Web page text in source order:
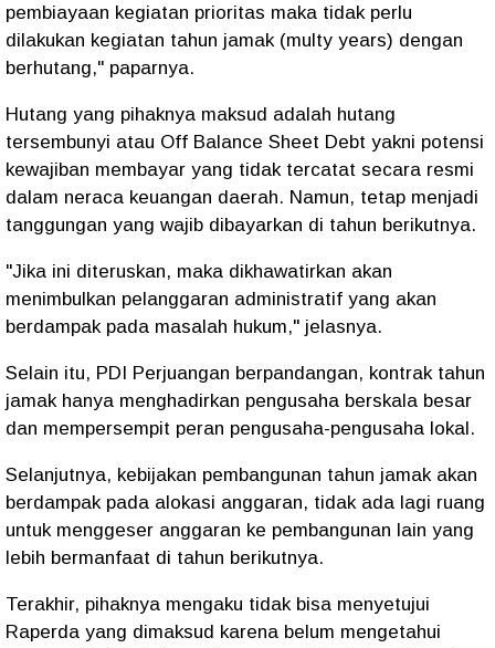
pembiayaan kegiatan prioritas maka tidak perlu
dilakukan kegiatan tahun jamak (multy years) dengan
berhutang," paparnya.
Hutang yang pihaknya maksud adalah hutang
tersembunyi atau Off Balance Sheet Debt yakni potensi
kewajiban membayar yang tidak tercatat secara resmi
dalam neraca keuangan daerah. Namun, tetap menjadi
tanggungan yang wajib dibayarkan di tahun berikutnya.
"Jika ini diteruskan, maka dikhawatirkan akan
menimbulkan pelanggaran administratif yang akan
berdampak pada masalah hukum," jelasnya.
Selain itu, PDI Perjuangan berpandangan, kontrak tahun
jamak hanya menghadirkan pengusaha berskala besar
dan mempersempit peran pengusaha-pengusaha lokal.
Selanjutnya, kebijakan pembangunan tahun jamak akan
berdampak pada alokasi anggaran, tidak ada lagi ruang
untuk menggeser anggaran ke pembangunan lain yang
lebih bermanfaat di tahun berikutnya.
Terakhir, pihaknya mengaku tidak bisa menyetujui
Raperda yang dimaksud karena belum mengetahui